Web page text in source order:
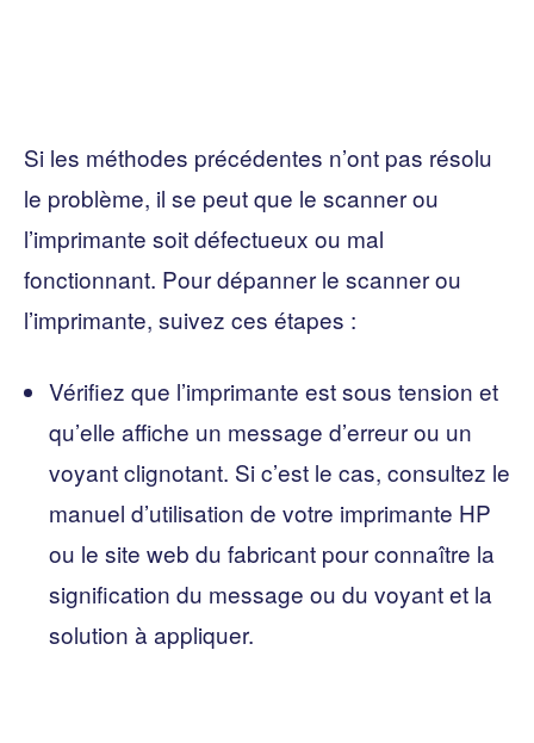
Si les méthodes précédentes n’ont pas résolu
le problème, il se peut que le scanner ou
l’imprimante soit défectueux ou mal
fonctionnant. Pour dépanner le scanner ou
l’imprimante, suivez ces étapes :
Vérifiez que l’imprimante est sous tension et
qu’elle affiche un message d’erreur ou un
voyant clignotant. Si c’est le cas, consultez le
manuel d’utilisation de votre imprimante HP
ou le site web du fabricant pour connaître la
signification du message ou du voyant et la
solution à appliquer.